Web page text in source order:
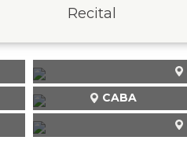
Recital
CABA